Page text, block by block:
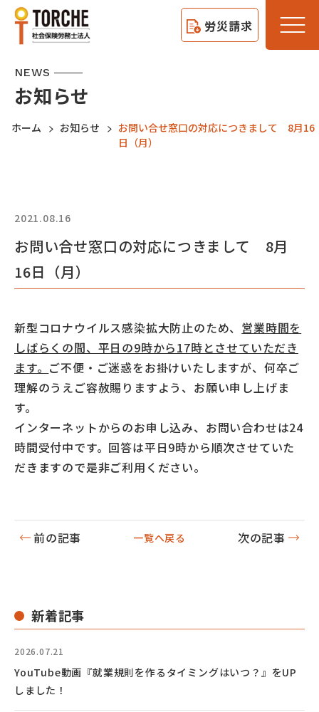
労災請求
NEWS
お知らせ
ホーム お知らせ
お問い合せ窓口の対応につきまして 8月16
日（月）
2021.08.16
お問い合せ窓口の対応につきまして 8月
16日（月）
新型コロナウイルス感染拡大防止のため、 営業時間を
しばらくの間、平日の9時から17時とさせていただき
ます。 ご不便・ご迷惑をお掛けいたしますが、何卒ご
理解のうえご容赦賜りますよう、お願い申し上げま
す。
インターネットからのお申し込み、お問い合わせは24
時間受付中です。回答は平日9時から順次させていた
だきますので是非ご利用ください。
前の記事 一覧へ戻る 次の記事
新着記事
2026.07.21
YouTube動画『就業規則を作るタイミングはいつ？』をUP
しました！